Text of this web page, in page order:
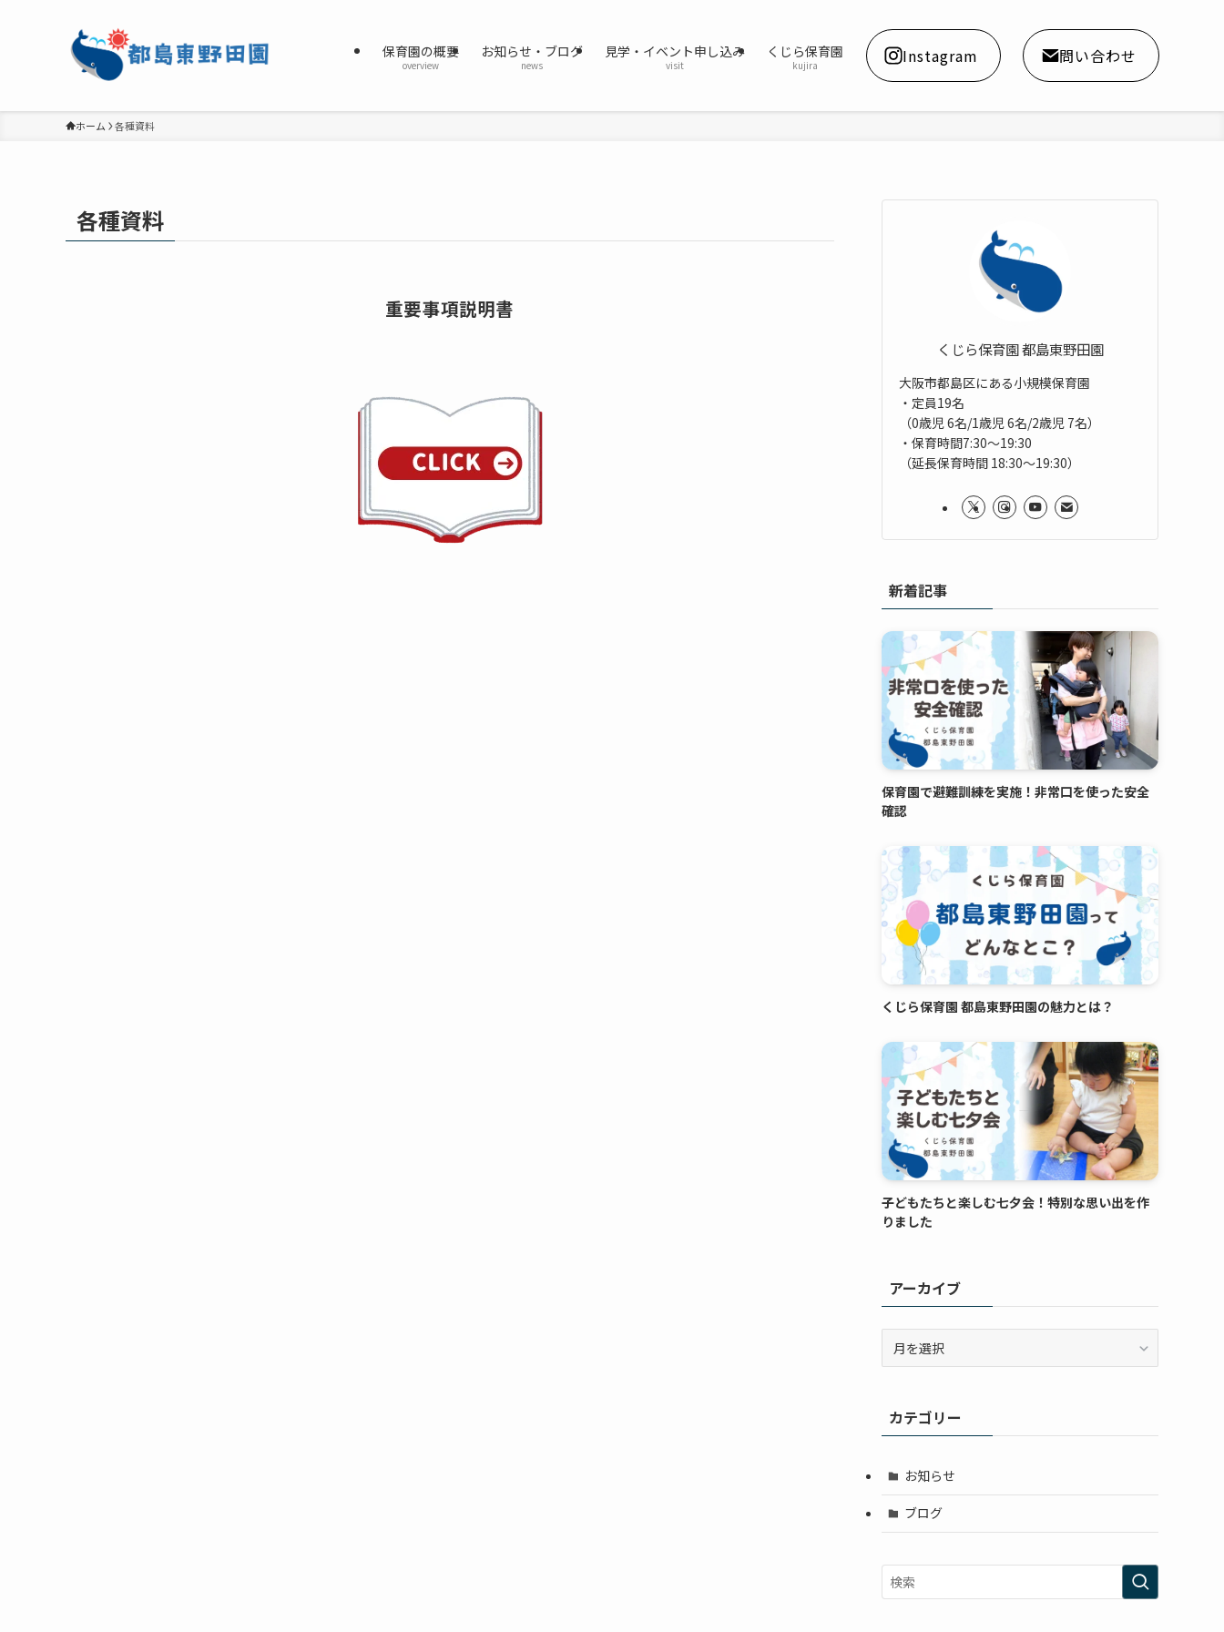
保育園の概要
overview
お知らせ・ブログ
news
見学・イベント申し込み
visit
くじら保育園
kujira Instagram 問い合わせ
ホーム 各種資料
各種資料
重要事項説明書
くじら保育園 都島東野田園
大阪市都島区にある小規模保育園
・定員19名
（0歳児 6名/1歳児 6名/2歳児 7名）
・保育時間7:30～19:30
（延長保育時間 18:30～19:30）
新着記事
保育園で避難訓練を実施！非常口を使った安全
確認
くじら保育園 都島東野田園の魅力とは？
子どもたちと楽しむ七夕会！特別な思い出を作
りました
アーカイブ
ブカテゴリー
お知らせ
ブログ